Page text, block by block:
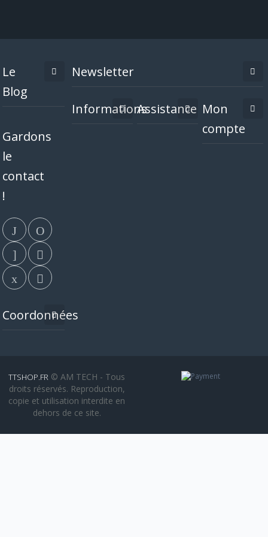
Le
Blog
Gardons
le
contact
!
Coordonnées
Newsletter
InformationsAssistance Mon
compte
TTSHOP.FR © AM TECH - Tous
droits réservés. Reproduction,
copie et utilisation interdite en
dehors de ce site.